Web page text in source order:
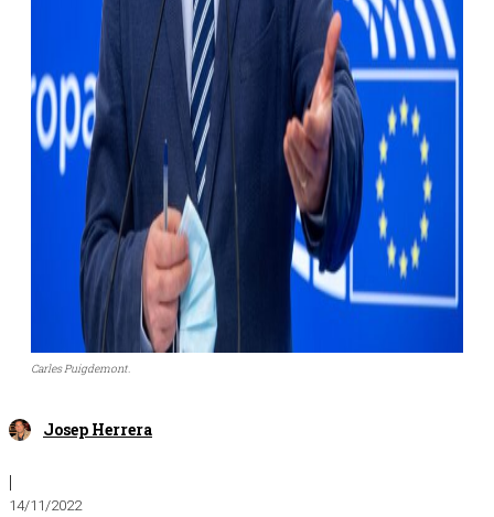
Carles Puigdemont.
Josep Herrera
|
14/11/2022